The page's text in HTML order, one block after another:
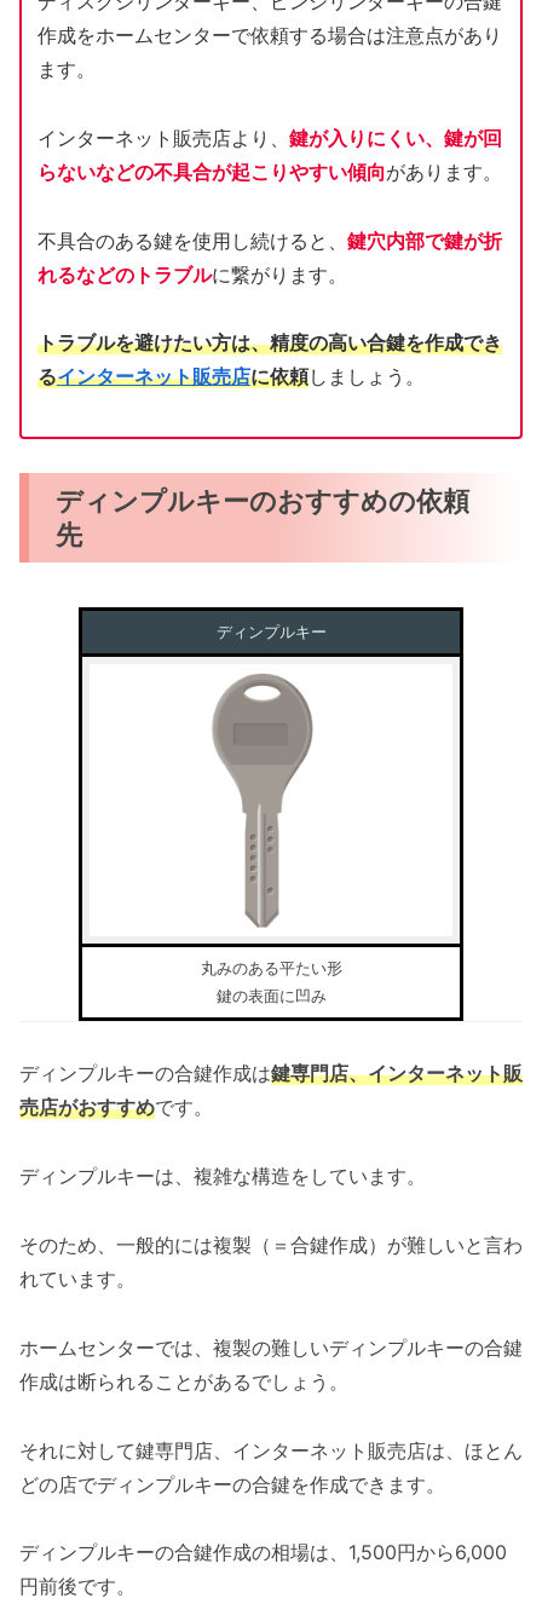
作成をホームセンターで依頼する場合は注意点があり
ます。
インターネット販売店より、 鍵が入りにくい、鍵が回
らないなどの不具合が起こりやすい傾向があります。
不具合のある鍵を使用し続けると、 鍵穴内部で鍵が折
れるなどのトラブルに繋がります。
トラブルを避けたい方は、精度の高い合鍵を作成でき
るインターネット販売店に依頼しましょう。
ディンプルキーのおすすめの依頼
先
ディンプルキー
丸みのある平たい形
鍵の表面に凹み
ディンプルキーの合鍵作成は鍵専門店、インターネット販
売店がおすすめです。
ディンプルキーは、複雑な構造をしています。
そのため、一般的には複製（＝合鍵作成）が難しいと言わ
れています。
ホームセンターでは、複製の難しいディンプルキーの合鍵
作成は断られることがあるでしょう。
それに対して鍵専門店、インターネット販売店は、ほとん
どの店でディンプルキーの合鍵を作成できます。
ディンプルキーの合鍵作成の相場は、1,500円から6,000
円前後です。